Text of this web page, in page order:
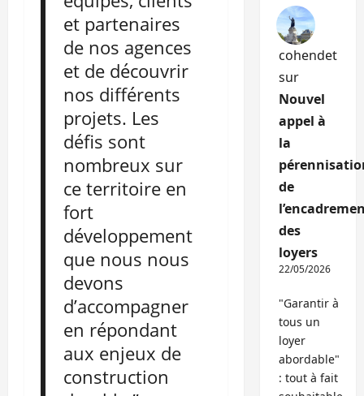
et partenaires
de nos agences
et de découvrir
nos différents
projets. Les
défis sont
nombreux sur
ce territoire en
fort
développement
que nous nous
devons
d’accompagner
en répondant
aux enjeux de
construction
cohendet
sur
Nouvel
appel à
la
de
des
loyers
22/05/2026
"Garantir à
tous un
loyer
abordable"
: tout à fait